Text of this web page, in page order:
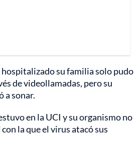
hospitalizado su familia solo pudo
de videollamadas, pero su
a sonar.
en la UCI y su organismo no
la que el virus atacó sus